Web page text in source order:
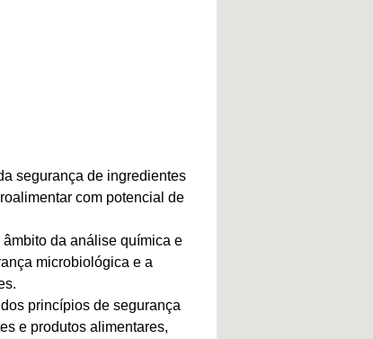
segurança de ingredientes
com potencial de
da análise química e
microbiológica e a
princípios de segurança
e produtos alimentares,